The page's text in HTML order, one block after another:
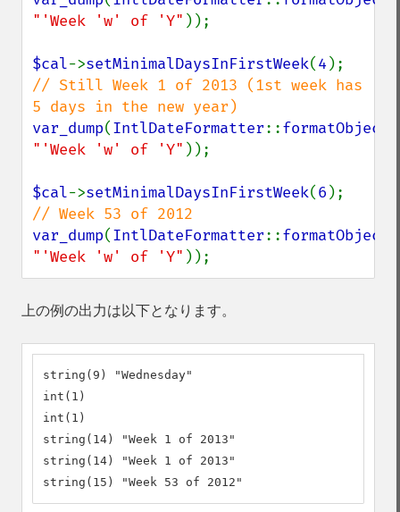
"'Week 'w' of 'Y" ));
$cal->setMinimalDaysInFirstWeek(4
// Still Week 1 of 2013 (1st week has
var_dump(IntlDateFormatter::formatObject
"'Week 'w' of 'Y" ));
$cal->setMinimalDaysInFirstWeek(6
var_dump(IntlDateFormatter::formatObject
"'Week 'w' of 'Y" ));
上の例の出力は以下となります。
string(9) "Wednesday"
int(1)
int(1)
string(14) "Week 1 of 2013"
string(14) "Week 1 of 2013"
string(15) "Week 53 of 2012"